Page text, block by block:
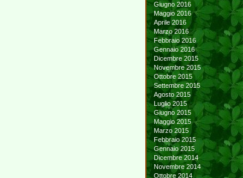
Giugno 2016
Maggio 2016
Aprile 2016
Marzo 2016
Febbraio 2016
Gennaio 2016
Dicembre 2015
Novembre 2015
Ottobre 2015
Settembre 2015
Agosto 2015
Luglio 2015
Giugno 2015
Maggio 2015
Marzo 2015
Febbraio 2015
Gennaio 2015
Dicembre 2014
Novembre 2014
Ottobre 2014